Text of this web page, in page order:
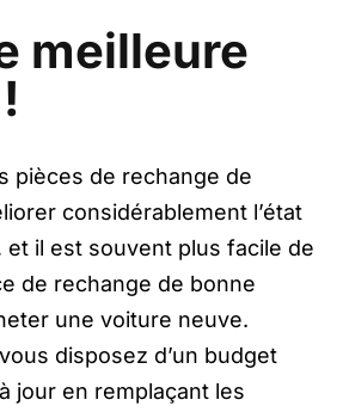
meilleure
pièces de rechange de
considérablement l’état
il est souvent plus facile de
de rechange de bonne
une voiture neuve.
disposez d’un budget
jour en remplaçant les